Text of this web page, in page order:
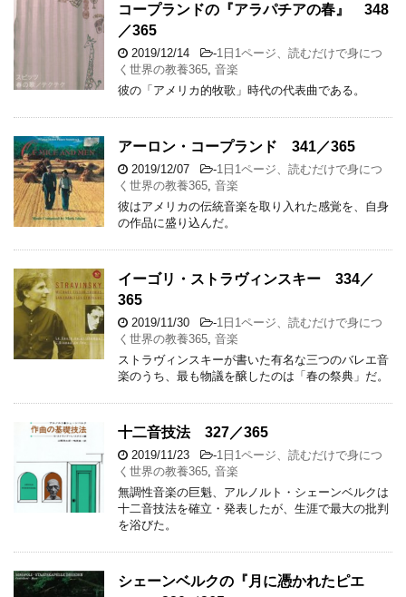
コープランドの『アラパチアの春』 348
／365
2019/12/14 -1日1ページ、読むだけで身につ
く世界の教養365 音楽
彼の「アメリカ的牧歌」時代の代表曲である。
アーロン・コープランド 341／365
2019/12/07 -1日1ページ、読むだけで身につ
く世界の教養365 音楽
彼はアメリカの伝統音楽を取り入れた感覚を、自身
の作品に盛り込んだ。
イーゴリ・ストラヴィンスキー 334／
365
2019/11/30 -1日1ページ、読むだけで身につ
く世界の教養365 音楽
ストラヴィンスキーが書いた有名な三つのバレエ音
楽のうち、最も物議を醸したのは「春の祭典」だ。
十二音技法 327／365
2019/11/23 -1日1ページ、読むだけで身につ
く世界の教養365 音楽
無調性音楽の巨魁、アルノルト・シェーンベルクは
十二音技法を確立・発表したが、生涯で最大の批判
を浴びた。
シェーンベルクの『月に憑かれたピエ